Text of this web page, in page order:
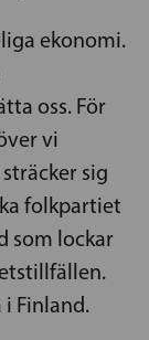
ekonomi.
oss. För
vi
sig
folkpartiet
som lockar
Finland.